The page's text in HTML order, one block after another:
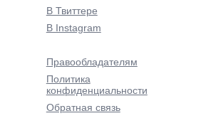
В Твиттере
В Instagram
Правообладателям
Политика
конфиденциальности
Обратная связь